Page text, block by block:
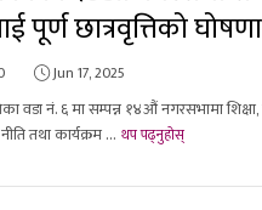
पूर्ण छात्रवृत्तिको घोषणा
Jun 17, 2025
वडा नं. ६ मा सम्पन्न १४औं नगरसभामा शिक्षा,
तथा कार्यक्रम ... थप पढ्नुहोस्